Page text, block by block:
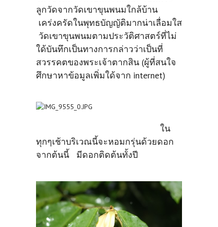
ลูกวัดจากวัดเขาขุนพนมใกล้บ้าน
เคร่งครัดในพุทธบัญญัติมากน่าเลื่อมใส
วัดเขาขุนพนมตามประวัติศาสตร์ที่ไม่
ใด้บันทึกเป็นทางการกล่าวว่าเป็นที่
สวรรคตของพระเจ้าตากสิน (ผู้ที่สนใจ
ศึกษาหาข้อมูลเพิ่มใด้จาก internet)
ใน
ทุกๆเช้าบริเวณนี้จะหอมกรุ่นด้วยดอก
จากต้นนี้ มีดอกติดต้นทั้งปี